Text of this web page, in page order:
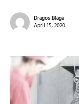
Dragos Blaga
April 15, 2020